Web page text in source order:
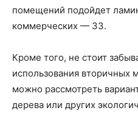
помещений подойдет
коммерческих — 33.
Кроме того, не стоит
использования вторичных
можно рассмотреть
дерева или других